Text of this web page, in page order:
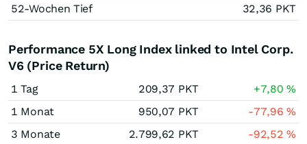
52-Wochen Tief
32,36 PKT
Performance 5X Long Index linked to Intel Corp.
V6 (Price Return)
1 Tag 209,37 PKT +7,80%
1 Monat
950,07 PKT -77,96%
3 Monate
2.799,62 PKT -92,52%